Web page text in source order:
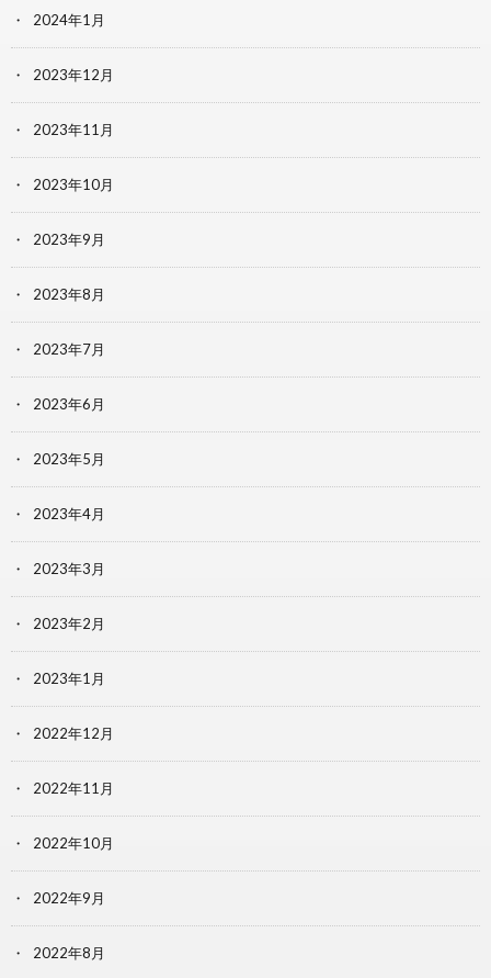
2024年1月
2023年12月
2023年11月
2023年10月
2023年9月
2023年8月
2023年7月
2023年6月
2023年5月
2023年4月
2023年3月
2023年2月
2023年1月
2022年12月
2022年11月
2022年10月
2022年9月
2022年8月